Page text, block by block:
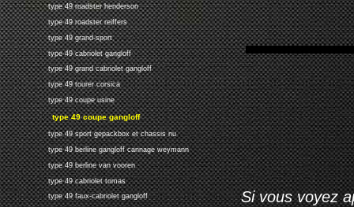
type 49 roadster henderson
type 49 roadster reiffers
type 49 grand-sport
type 49 cabriolet gangloff
type 49 grand cabriolet gangloff
type 49 tourer corsica
type 49 coupe usine
type 49 coupe gangloff
type 49 sport gepackbox et chassis nu
type 49 berline gangloff cannage weymann
type 49 berline van vooren
type 49 cabriolet tomas
type 49 faux-cabriolet gangloff
Si vous voyez